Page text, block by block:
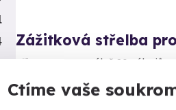
Ctíme vaše
Zážitková střelba
Připravte se na nálož 80 nábojů.
Budišov nad Budišovkou